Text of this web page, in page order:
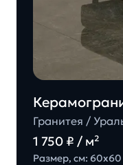
Гранитея /
1 750 ₽ / м²
Размер, см: 60х60